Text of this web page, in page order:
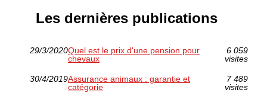
Les dernières publications
29/3/2020Quel est le prix d'une pension pour
chevaux
6 059
visites
30/4/2019Assurance animaux : garantie et
catégorie
7 489
visites